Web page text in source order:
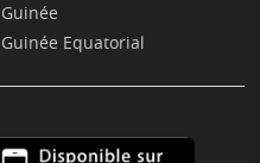
Guinée
Guinée Equatorial